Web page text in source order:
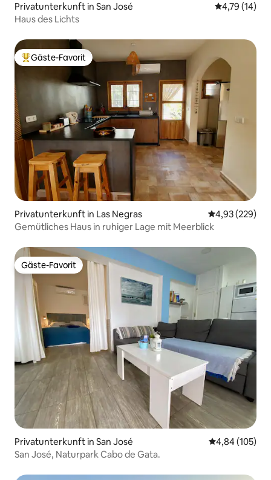
Privatunterkunft in San José
4,79 (14)
Haus des Lichts
Beliebter Gäste-Favorit.
Gäste-Favorit
Privatunterkunft in Las Negras
4,93 (229)
Gemütliches Haus in ruhiger Lage mit Meerblick
Gäste-Favorit
Gäste-Favorit
Privatunterkunft in San José
4,84 (105)
San José, Naturpark Cabo de Gata.